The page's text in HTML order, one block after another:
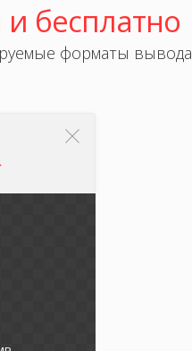
бесплатно
форматы вывода